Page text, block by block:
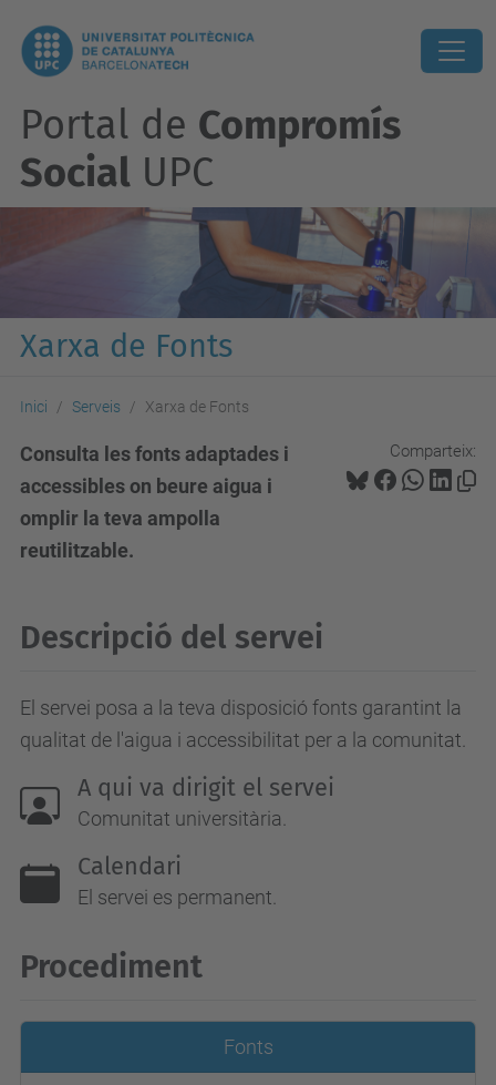
Portal de Compromís
Social UPC
Xarxa de Fonts
Inici Serveis Xarxa de Fonts
Comparteix:
Consulta les fonts adaptades i
accessibles on beure aigua i
omplir la teva ampolla
reutilitzable.
Descripció del servei
El servei posa a la teva disposició fonts garantint la
qualitat de l'aigua i accessibilitat per a la comunitat.
A qui va dirigit el servei
Comunitat universitària.
Calendari
El servei es permanent.
Procediment
Fonts